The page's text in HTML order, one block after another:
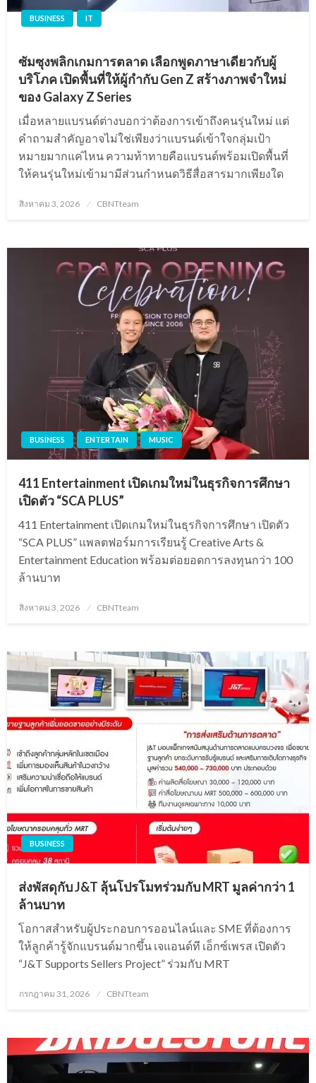
BUSINESS IT
ซัมซุงพลิกเกมการตลาด เลือกพูดภาษาเดียวกับผู้
บริโภค เปิดพื้นที่ให้ผู้กำกับ Gen Z สร้างภาพจำใหม่
ของ Galaxy Z Series
เมื่อหลายแบรนด์ต่างบอกว่าต้องการเข้าถึงคนรุ่นใหม่ แต่
คำถามสำคัญอาจไม่ใช่เพียงว่าแบรนด์เข้าใจกลุ่มเป้า
หมายมากแค่ไหน ความท้าทายคือแบรนด์พร้อมเปิดพื้นที่
ให้คนรุ่นใหม่เข้ามามีส่วนกำหนดวิธีสื่อสารมากเพียงใด
Posted
สิงหาคม 3, 2026 CBNTteam
BUSINESS ENTERTAIN MUSIC
411 Entertainment เปิดเกมใหม่ในธุรกิจการศึกษา
เปิดตัว “SCA PLUS”
411 Entertainment เปิดเกมใหม่ในธุรกิจการศึกษา เปิดตัว
“SCA PLUS” แพลตฟอร์มการเรียนรู้ Creative Arts &
Entertainment Education พร้อมต่อยอดการลงทุนกว่า 100
ล้านบาท
Posted
สิงหาคม 3, 2026 CBNTteam
BUSINESS
ส่งพัสดุกับ J&T ลุ้นโปรโมทร่วมกับ MRT มูลค่ากว่า 1
ล้านบาท
โอกาสสำหรับผู้ประกอบการออนไลน์และ SME ที่ต้องการ
ให้ลูกค้ารู้จักแบรนด์มากขึ้น เจแอนด์ที เอ็กซ์เพรส เปิดตัว
“J&T Supports Sellers Project” ร่วมกับ MRT
Posted
กรกฎาคม 31, 2026 CBNTteam